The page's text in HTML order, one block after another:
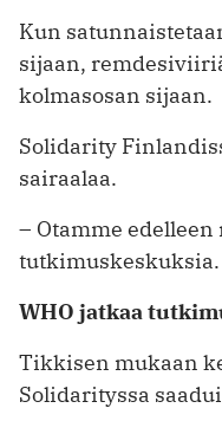
Kun
sijaan,
kolmasosan sijaan.
Solidarity
sairaalaa.
– Otamme
tutkimuskeskuksia.
WHO jatkaa
Tikkisen mukaan
Solidarityssa